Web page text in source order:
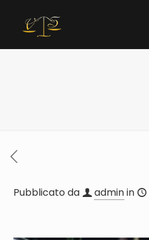
Pubblicato da adminin